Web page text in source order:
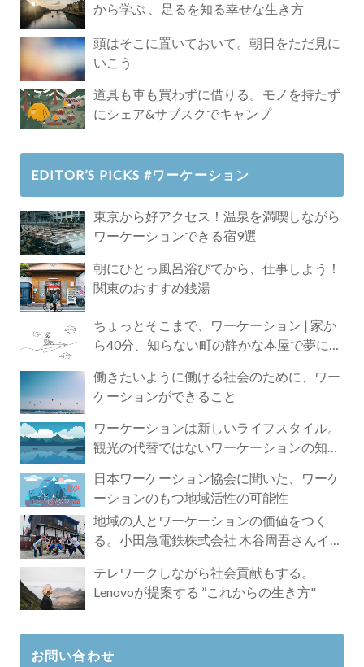
から学ぶ 、足るを知る幸せな生き方
頭はそこに置いておいて。朝日をただ見に
いこう
道具も車も買わずに借りる。モノを持たず
にシェア&サブスクでキャンプ
EDITOR’S PICKS #ワーケーション
東京から好アクセス！温泉を満喫しながら
ワーケーションできる宿9選
朝にひとっ風呂浴びてから、仕事しよう！
関東のおすすめ銭湯
ちょっとそこまで、ワーケーション | 家か
ら40分、知らない町の静かな本屋で夢に近
働きたいように働ける社会のために、ワー
ケーションができること
ワーケーションは新しいライフスタイル。
観光の代替ではないワーケーションの知ら
日本ワーケーション協会に聞いた、ワーケ
ーションのもつ地域活性の可能性
地域の人とワーケーションの価値をつく
る。小田急電鉄株式会社 木谷周吾さんイン
テレワークしながら社会貢献もする。
Lenovoが提案する ”これからの生き方"
お問い合わせ